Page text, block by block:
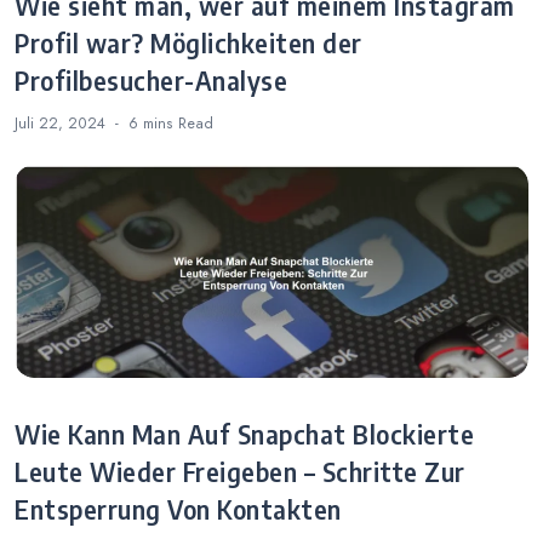
Profil war? Möglichkeiten der
Profilbesucher-Analyse
Juli 22, 2024 6 mins Read
Wie Kann Man Auf Snapchat Blockierte
Leute Wieder Freigeben – Schritte Zur
Entsperrung Von Kontakten